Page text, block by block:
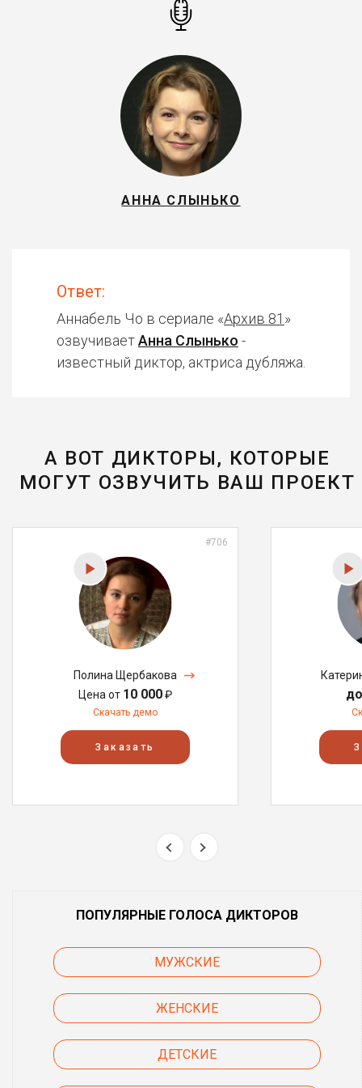
АННА СЛЫНЬКО
Ответ:
Аннабель Чо в сериале «Архив 81 »
озвучиваетАнна Слынько -
известный диктор, актриса дубляжа.
А ВОТ ДИКТОРЫ, КОТОРЫЕ
МОГУТ ОЗВУЧИТЬ ВАШ ПРОЕКТ
#706
Полина Щербакова
Цена от 10 000₽
Скачать демо
Заказать
ПОПУЛЯРНЫЕ ГОЛОСА ДИКТОРОВ
МУЖСКИЕ
ЖЕНСКИЕ
ДЕТСКИЕ